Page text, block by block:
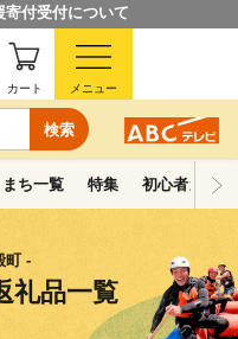
付受付について
検索
カート メニュー
まち一覧 特集 初心者ガイド
町 -
礼品一覧